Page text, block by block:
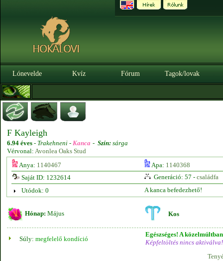
Lónevelde Kvíz Fórum Tagok/lovak
F Kayleigh
6.94 éves - Trakehneni - Kanca - Szín: sárga
Vérvonal: Avonlea Oaks Stud
Anya: 1140467 Apa: 1140368
Saját ID: 1232614
Generáció: 57 - családfa
Utódok: 0
A kanca befedezhető!
Hónap: Május Kos
Súly: megfelelő kondíció
Egészséges! A
Képfeltöltés nincs aktiválva!